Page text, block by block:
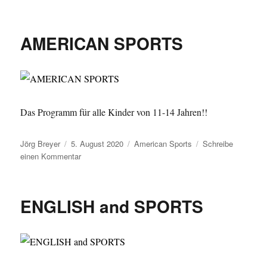
Herbst
AMERICAN SPORTS
Das Programm für alle Kinder von 11-14 Jahren!!
Autor
Jörg Breyer
Veröffentlicht
am
5. August 2020 Kategorien
American Sports
Schreibe
einen Kommentarzu
ENGLISH and SPORTS